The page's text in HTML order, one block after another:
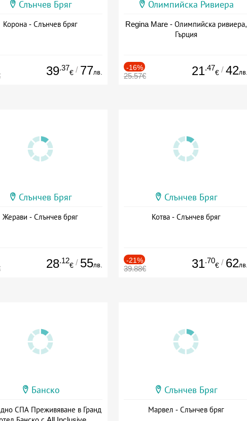
Слънчев Бряг
Корона - Слънчев бряг
39.37
€ / 77лв.
Олимпийска Ривиера
Regina Mare - Олимпийска ривиера,
Гърция
-16%
25.57€ 21.47
€ / 42лв.
Слънчев Бряг
Жерави - Слънчев бряг
28.12
€ / 55лв.
Слънчев Бряг
Котва - Слънчев бряг
-21%
39.88€ 31.70
€ / 62лв.
Банско
СПА Преживяване в Гранд
Слънчев Бряг
Марвел - Слънчев бряг